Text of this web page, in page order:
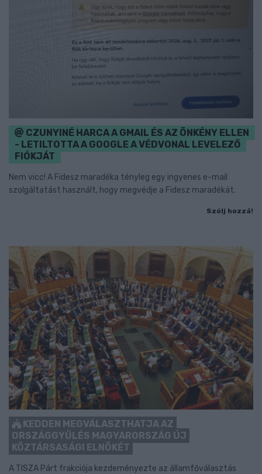
CZUNYINÉ HARCA A GMAIL ÉS AZ ÖNKÉNY ELLEN
- LETILTOTTA A GOOGLE A VÉDVONAL LEVELEZŐ
FIÓKJÁT
Nem vicc! A Fidesz maradéka tényleg egy ingyenes e-mail
szolgáltatást használt, hogy megvédje a Fidesz maradékát.
Szólj hozzá!
KEDDEN MEGVÁLASZTHATJA AZ
ORSZÁGGYŰLÉS MAGYARORSZÁG ÚJ
KÖZTÁRSASÁGI ELNÖKÉT
A TISZA Párt frakciója kezdeményezte az államfőválasztás